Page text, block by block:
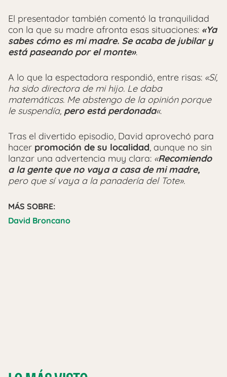
El presentador también comentó la tranquilidad
con la que su madre afronta esas situaciones: «Ya
sabes cómo es mi madre. Se acaba de jubilar y
está paseando por el monte».
A lo que la espectadora respondió, entre risas: «Sí,
ha sido directora de mi hijo. Le daba
matemáticas. Me abstengo de la opinión porque
le suspendía, pero está perdonada«.
Tras el divertido episodio, David aprovechó para
hacer promoción de su localidad, aunque no sin
lanzar una advertencia muy clara: «Recomiendo
a la gente que no vaya a casa de mi madre,
pero que sí vaya a la panadería del Tote».
MÁS SOBRE:
David Broncano